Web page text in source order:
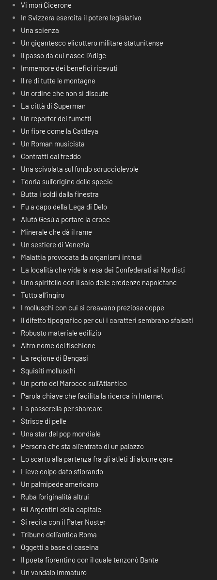
Vi morì Cicerone
In Svizzera esercita il potere legislativo
Una scienza
Un gigantesco elicottero militare statunitense
Il passo da cui nasce l’Adige
Immemore dei benefici ricevuti
Il re di tutte le montagne
Un ordine che non si discute
La città di Superman
Un reporter dei fumetti
Un fiore come la Cattleya
Un Roman musicista
Contratti dal freddo
Una scivolata sul fondo sdrucciolevole
Teoria sull’origine delle specie
Butta i soldi dalla finestra
Fu a capo della Lega di Delo
Aiutò Gesù a portare la croce
Minerale che dà il rame
Un sestiere di Venezia
Malattia provocata da organismi intrusi
La località che vide la resa dei Confederati ai Nordisti
Uno spiritello con il saio delle credenze napoletane
Tutto all’ingiro
I molluschi con cui si creavano preziose coppe
Il difetto tipografico per cui i caratteri sembrano sfalsati
Robusto materiale edilizio
Altro nome del fischione
La regione di Bengasi
Squisiti molluschi
Un porto del Marocco sull’Atlantico
Parola chiave che facilita la ricerca in Internet
La passerella per sbarcare
Strisce di pelle
Una star del pop mondiale
Persona che sta all’entrata di un palazzo
Lo scarto alla partenza fra gli atleti di alcune gare
Lieve colpo dato sfiorando
Un palmipede americano
Ruba l’originalità altrui
Gli Argentini della capitale
Si recita con il Pater Noster
Tribuno dell’antica Roma
Oggetti a base di caseina
Il poeta fiorentino con il quale tenzonò Dante
Un vandalo immaturo